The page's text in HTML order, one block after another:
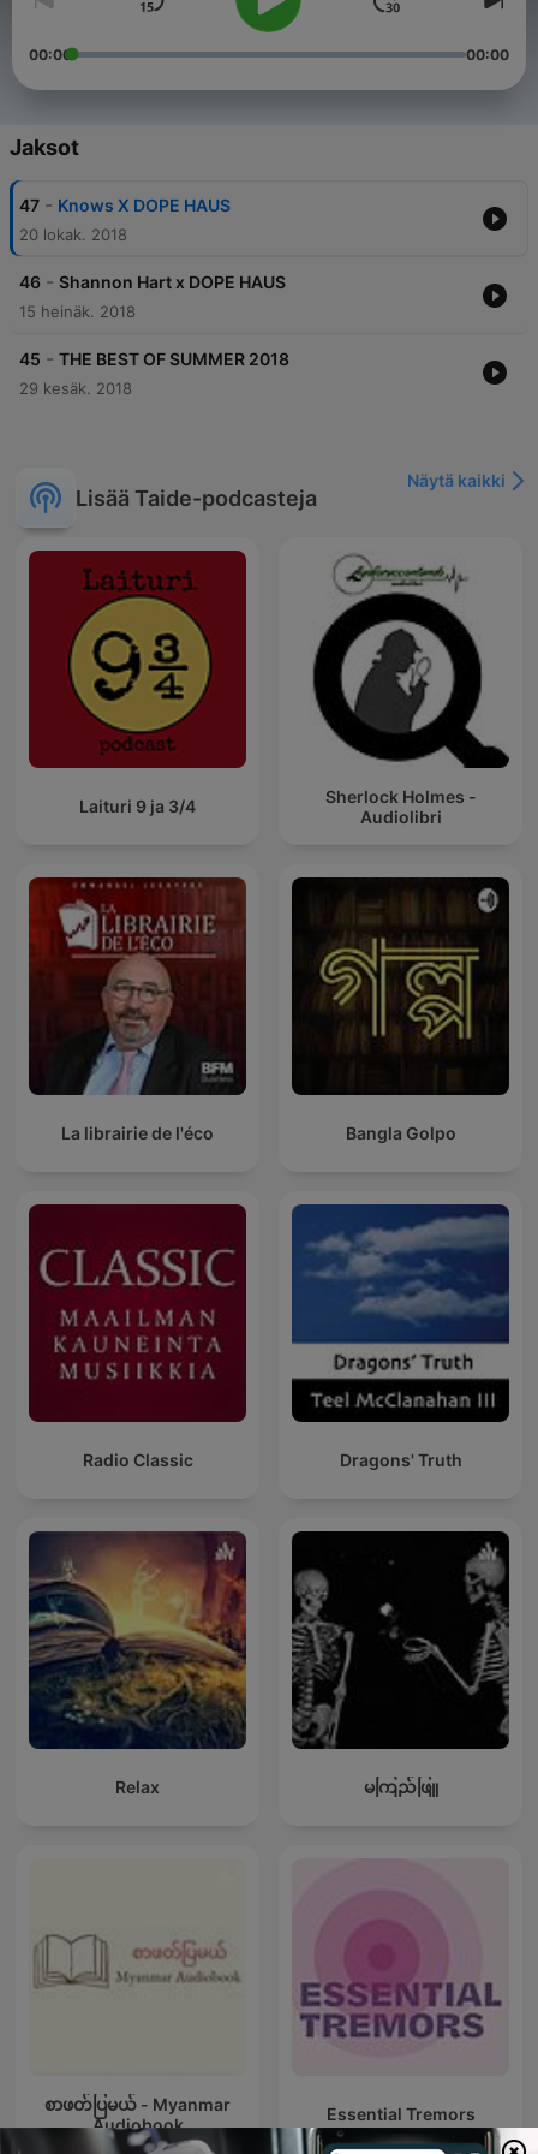
00:00 00:00
Jaksot
47 - Knows X DOPE HAUS
20 lokak. 2018
46 - Shannon Hart x DOPE HAUS
15 heinäk. 2018
45 - THE BEST OF SUMMER 2018
29 kesäk. 2018
Lisää Taide-podcasteja
Näytä kaikki
Laituri 9 ja 3/4
Sherlock Holmes -
Audiolibri
La librairie de l'éco Bangla Golpo
Radio Classic Dragons' Truth
Relax မကြည်ဖြူ
စာဖတ်ပြမယ် - Myanmar
Audiobook
Essential Tremors